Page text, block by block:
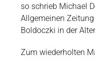
so schrieb Michael
Allgemeinen
Boldoczki in der
Zum wiederholten